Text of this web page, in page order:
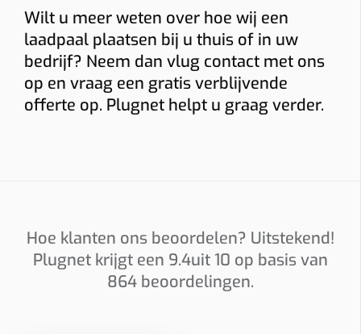
Wilt u meer weten over hoe wij een
laadpaal plaatsen bij u thuis of in uw
bedrijf? Neem dan vlug contact met ons
op en vraag een gratis verblijvende
offerte op. Plugnet helpt u graag verder.
Installatieadres
Foto’s
Ik ga akkoord dat Plugnet mij mag contacteren i.v.m. mijn
aanvraag.
Hoe klanten ons beoordelen? Uitstekend!
Plugnet krijgt een 9.4uit 10 op basis van
864beoordelingen.